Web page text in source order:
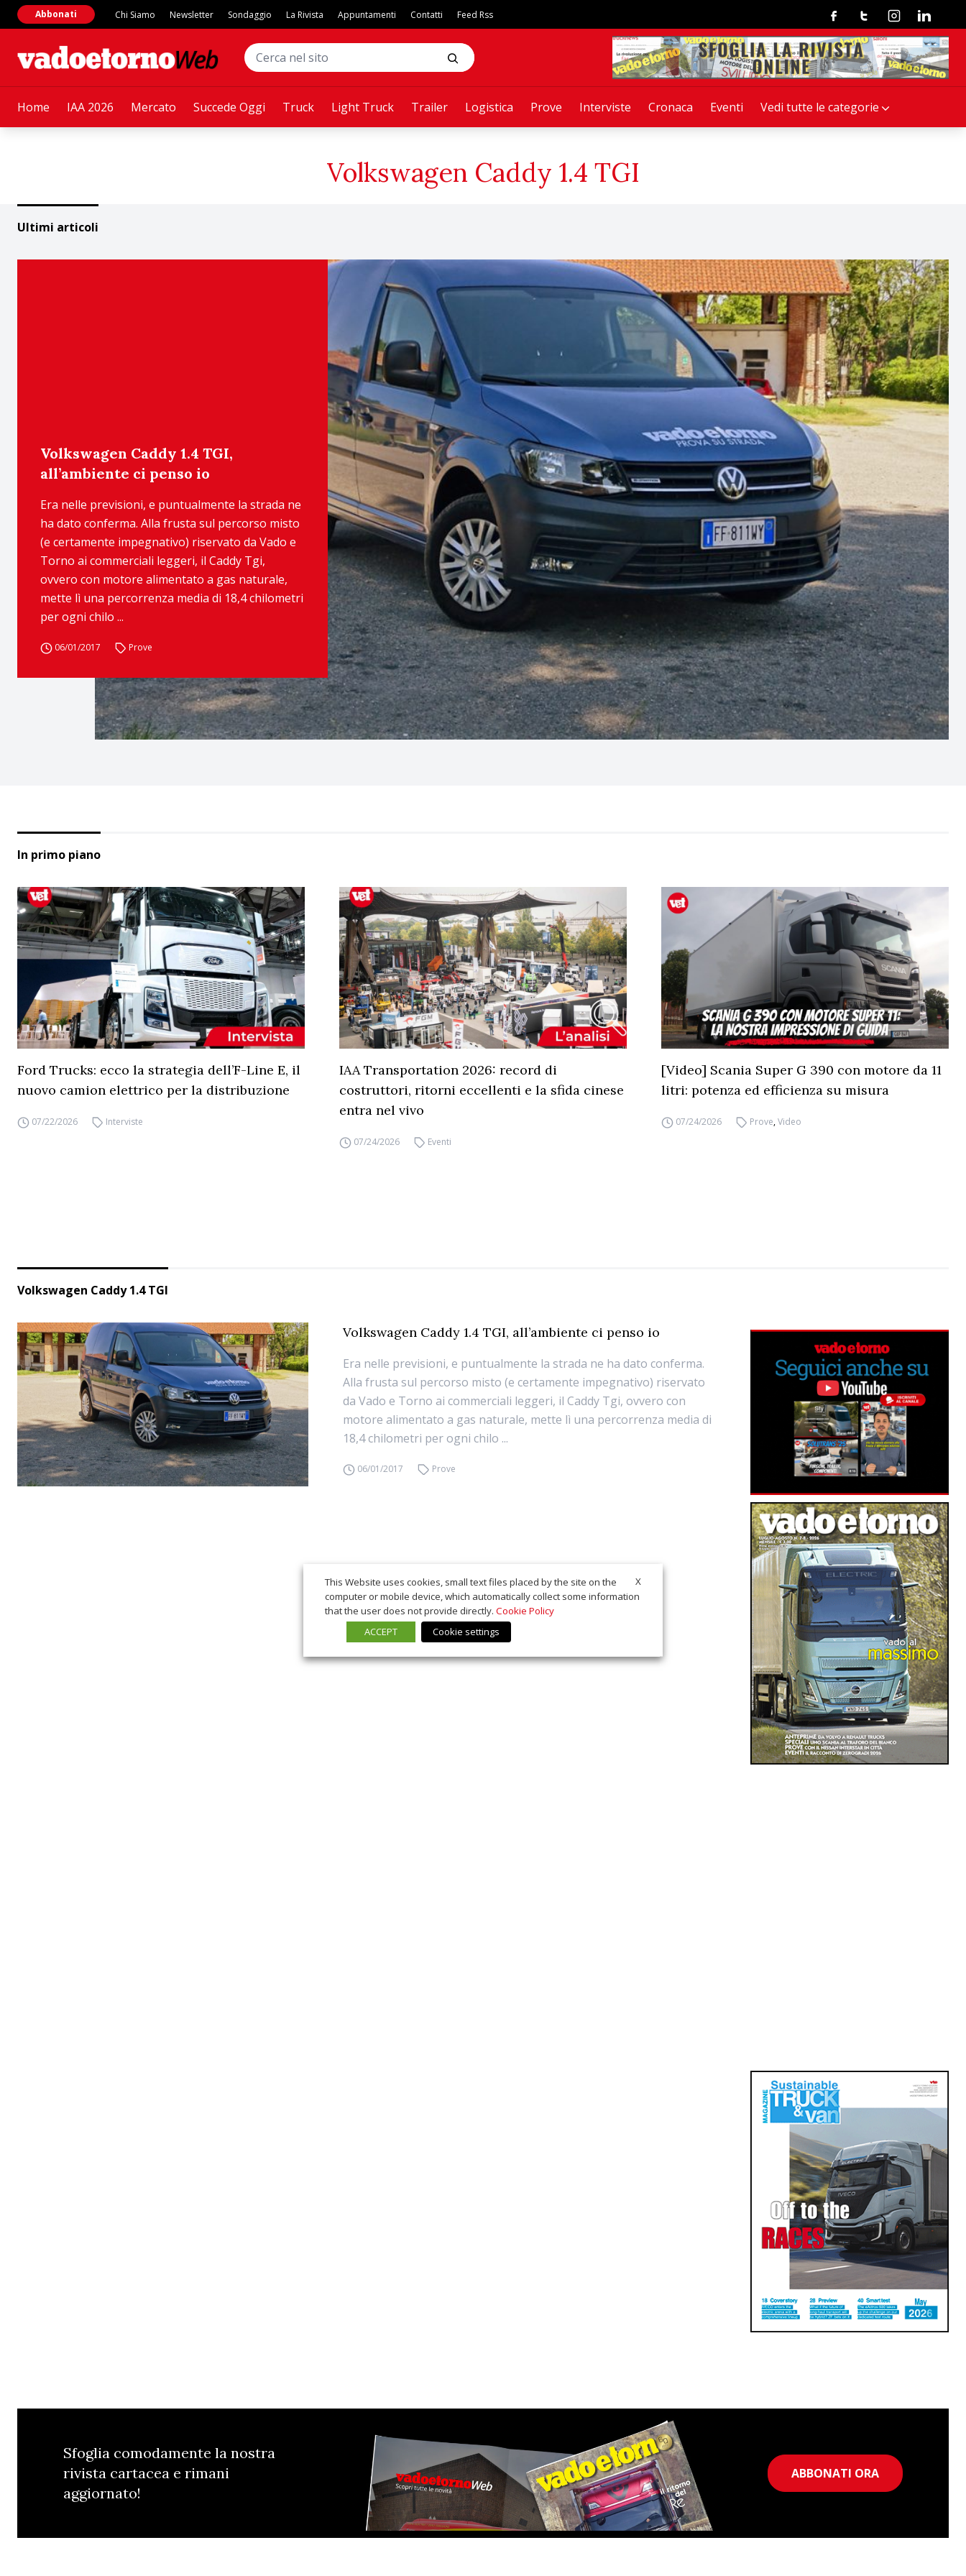
Home IAA 2026 Mercato Succede Oggi Truck Light Truck Trailer Logistica Prove Interviste Cronaca Eventi Vedi tutte le categorie
Abbonati Chi Siamo Newsletter Sondaggio La Rivista Appuntamenti Contatti Feed Rss FacebookTwitterInstagramLinkedin
Volkswagen Caddy 1.4 TGI
Ultimi articoli
Volkswagen Caddy 1.4 TGI,
all’ambiente ci penso io
Era nelle previsioni, e puntualmente la strada ne
ha dato conferma. Alla frusta sul percorso misto
(e certamente impegnativo) riservato da Vado e
Torno ai commerciali leggeri, il Caddy Tgi,
ovvero con motore alimentato a gas naturale,
mette lì una percorrenza media di 18,4 chilometri
per ogni chilo ...
06/01/2017 Prove
In primo piano
Ford Trucks: ecco la strategia dell’F-Line E, il
nuovo camion elettrico per la distribuzione
07/22/2026 Interviste
IAA Transportation 2026: record di
costruttori, ritorni eccellenti e la sfida cinese
entra nel vivo
07/24/2026 Eventi
[Video] Scania Super G 390 con motore da 11
litri: potenza ed efficienza su misura
07/24/2026 Prove,Video
Volkswagen Caddy 1.4 TGI
Volkswagen Caddy 1.4 TGI, all’ambiente ci penso io
Era nelle previsioni, e puntualmente la strada ne ha dato conferma.
Alla frusta sul percorso misto (e certamente impegnativo) riservato
da Vado e Torno ai commerciali leggeri, il Caddy Tgi, ovvero con
motore alimentato a gas naturale, mette lì una percorrenza media di
18,4 chilometri per ogni chilo ...
06/01/2017 Prove
Sfoglia comodamente la nostra
rivista cartacea e rimani
aggiornato!
ABBONATI ORA
X
This Website uses cookies, small text files placed by the site on the
computer or mobile device, which automatically collect some information
that the user does not provide directly. Cookie Policy
ACCEPT
Cookie settings